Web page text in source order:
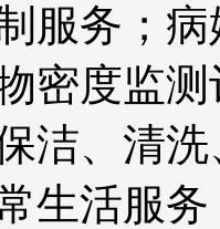
服务；
密度监
洁、清
生活服